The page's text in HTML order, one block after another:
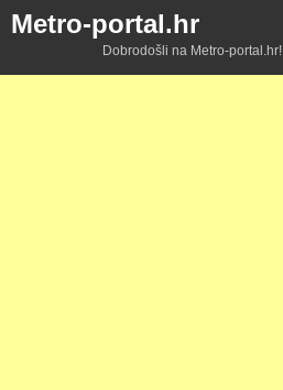
Metro-portal.hr
Dobrodošli na Metro-portal.hr!